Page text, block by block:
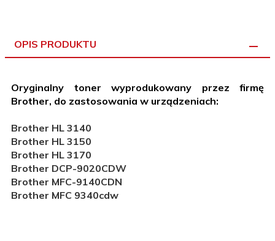
OPIS PRODUKTU
Oryginalny toner wyprodukowany przez firmę
Brother, do zastosowania w urządzeniach:
Brother HL 3140
Brother HL 3150
Brother HL 3170
Brother DCP-9020CDW
Brother MFC-9140CDN
Brother MFC 9340cdw